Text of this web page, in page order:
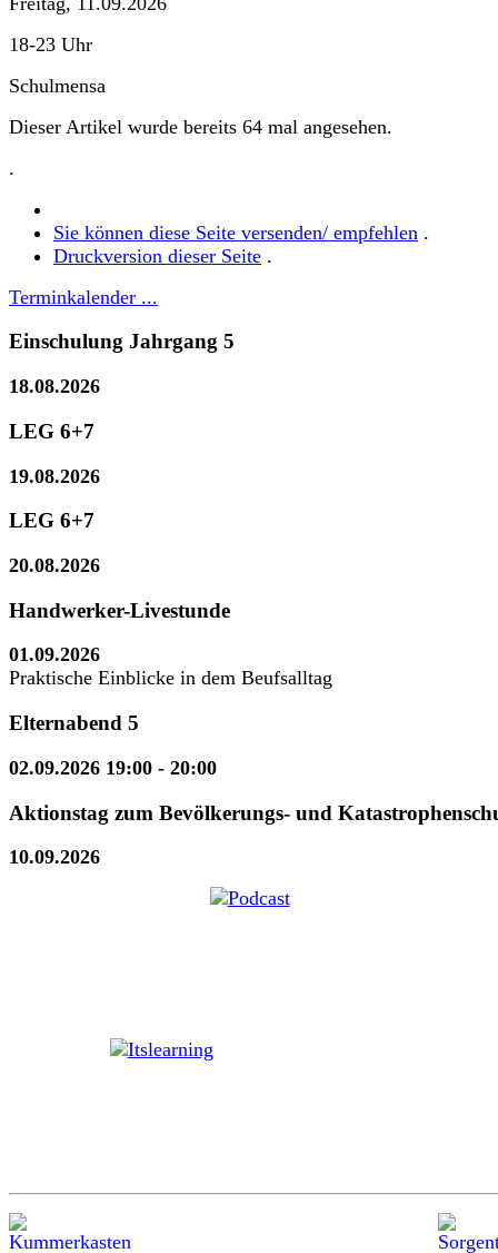
18-23 Uhr
Schulmensa
Dieser Artikel wurde bereits 64 mal angesehen.
.
Sie können diese Seite versenden/ empfehlen .
Druckversion dieser Seite .
Terminkalender ...
Einschulung Jahrgang 5
18.08.2026
LEG 6+7
19.08.2026
LEG 6+7
20.08.2026
Handwerker-Livestunde
01.09.2026
Praktische Einblicke in dem Beufsalltag
Elternabend 5
02.09.2026 19:00 - 20:00
Aktionstag zum Bevölkerungs- und
10.09.2026